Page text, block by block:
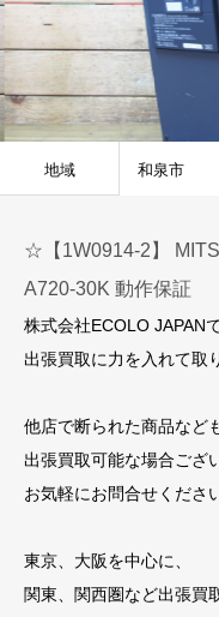
地域 和泉市
☆【1W0914-2】
A720-30K 動作保証
株式会社ECOLO JAPANで
出張買取に力を入れて取
他店で断られた商品など
出張買取可能な場合ござ
お気軽にお問合せくださ
東京、大阪を中心に、
関東、関西圏など出張買